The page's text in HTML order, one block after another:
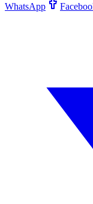
WhatsApp